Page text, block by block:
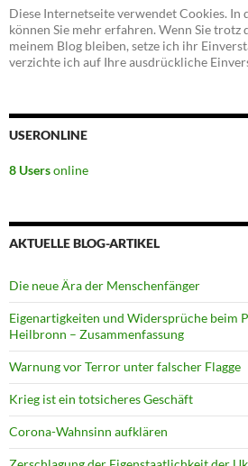
Diese Internetseite verwendet Cookies. In
können Sie mehr erfahren. Wenn Sie trotz
meinem Blog bleiben, setze ich ihr
verzichte ich auf Ihre ausdrückliche
USERONLINE
8 Usersonline
AKTUELLE BLOG-ARTIKEL
Die neue Ära der Menschenfänger
Eigenartigkeiten und Widersprüche beim
Heilbronn – Zusammenfassung
Warnung vor Terror unter falscher Flagge
Krieg ist ein totsicheres Geschäft
Corona-Wahnsinn aufklären